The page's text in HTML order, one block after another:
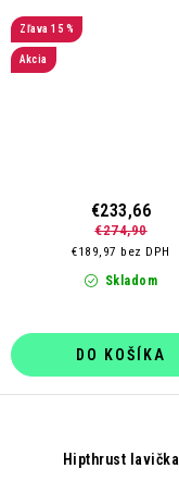
15 %
Akcia
Skladom
€189,97 bez DPH
€233,66
€274,90
DO KOŠÍKA
Hipthrust lavička